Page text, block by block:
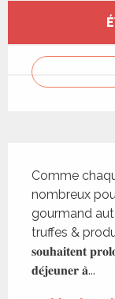
Comme
nombreux
gourmand
truffes &
𝐬𝐨𝐮𝐡𝐚𝐢𝐭𝐞𝐧𝐭
𝐝𝐞́𝐣𝐞𝐮𝐧𝐞𝐫 𝐚̀...